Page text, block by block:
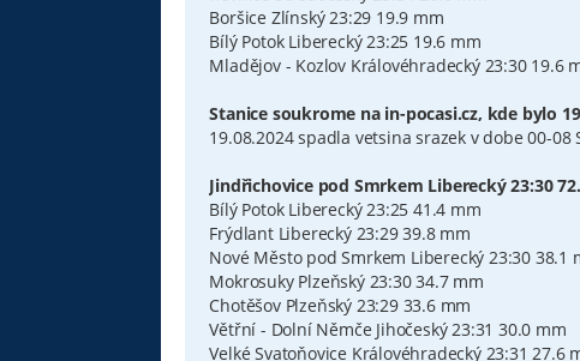
Boršice Zlínský 23:29 19.9 mm
Bílý Potok Liberecký 23:25 19.6 mm
Mladějov - Kozlov Královéhradecký 23:30 19.6
Stanice soukrome na in-pocasi.cz, kde bylo
19.08.2024 spadla vetsina srazek v dobe 00-
Jindřichovice pod Smrkem Liberecký 23:30
Bílý Potok Liberecký 23:25 41.4 mm
Frýdlant Liberecký 23:29 39.8 mm
Nové Město pod Smrkem Liberecký 23:30 38.1
Mokrosuky Plzeňský 23:30 34.7 mm
Chotěšov Plzeňský 23:29 33.6 mm
Větřní - Dolní Němče Jihočeský 23:31 30.0 mm
Velké Svatoňovice Královéhradecký 23:31 27.6